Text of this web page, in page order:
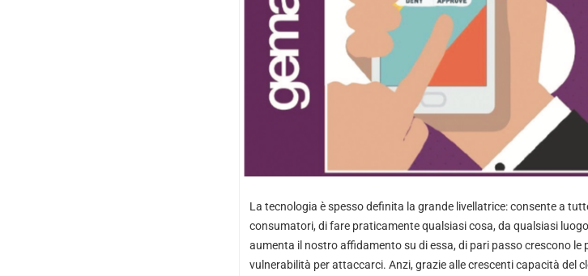
La tecnologia è spesso definita la grande livellatrice: consente a
consumatori, di fare praticamente qualsiasi cosa, da qualsiasi
aumenta il nostro affidamento su di essa, di pari passo crescono
vulnerabilità per attaccarci. Anzi, grazie alle crescenti capacità del